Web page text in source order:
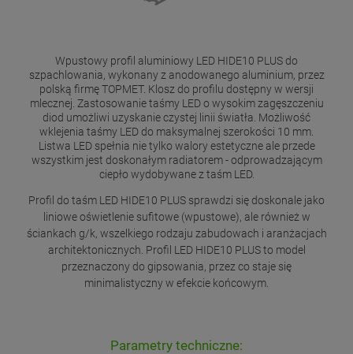
Wpustowy profil aluminiowy LED HIDE10 PLUS do
szpachlowania, wykonany z anodowanego aluminium, przez
polską firmę TOPMET. Klosz do profilu dostępny w wersji
mlecznej. Zastosowanie taśmy LED o wysokim zagęszczeniu
diod umożliwi uzyskanie czystej linii światła. Możliwość
wklejenia taśmy LED do maksymalnej szerokości 10 mm.
Listwa LED spełnia nie tylko walory estetyczne ale przede
wszystkim jest doskonałym radiatorem - odprowadzającym
ciepło wydobywane z taśm LED.
Profil do taśm LED HIDE10 PLUS sprawdzi się doskonale jako
liniowe oświetlenie sufitowe (wpustowe), ale również w
ściankach g/k, wszelkiego rodzaju zabudowach i aranżacjach
architektonicznych. Profil LED HIDE10 PLUS to model
przeznaczony do gipsowania, przez co staje się
minimalistyczny w efekcie końcowym.
Parametry techniczne: